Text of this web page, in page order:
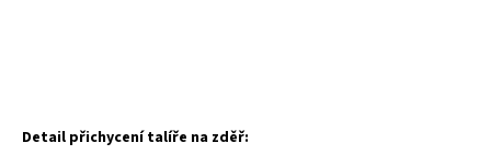
Detail přichycení talíře na zděř: